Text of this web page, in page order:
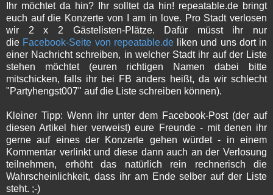
Ihr möchtet da hin? Ihr solltet da hin! repeatable.de bringt
euch auf die Konzerte von I am in love. Pro Stadt verlosen
wir 2 x 2 Gästelisten-Plätze. Dafür müsst ihr nur
die Facebook-Seite von repeatable.deliken und uns dort in
einer Nachricht schreiben, in welcher Stadt ihr auf der Liste
stehen möchtet (euren richtigen Namen dabei bitte
mitschicken, falls ihr bei FB anders heißt, da wir schlecht
"Partyhengst007" auf die Liste schreiben können).
Kleiner Tipp: Wenn ihr unter dem Facebook-Post (der auf
diesen Artikel hier verweist) eure Freunde - mit denen ihr
gerne auf eines der Konzerte gehen würdet - in einem
Kommentar verlinkt und diese dann auch an der Verlosung
teilnehmen, erhöht das natürlich rein rechnerisch die
Wahrscheinlichkeit, dass ihr am Ende selber auf der Liste
steht. ;-)